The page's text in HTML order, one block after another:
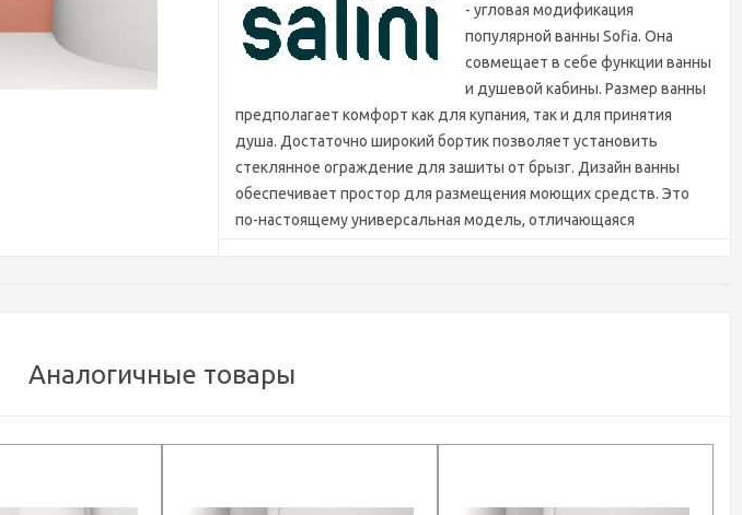
- угловая модификация
популярной ванны Sofia. Она
совмещает в себе функции ванны
и душевой кабины. Размер ванны
предполагает комфорт как для купания, так и для принятия
душа. Достаточно широкий бортик позволяет установить
стеклянное ограждение для зашиты от брызг. Дизайн ванны
обеспечивает простор для размещения моющих средств. Это
по-настоящему универсальная модель, отличающаяся
Аналогичные товары